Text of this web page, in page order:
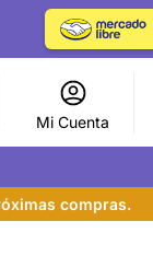
Mi Cuenta
compras.